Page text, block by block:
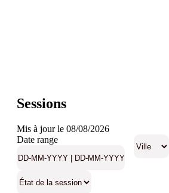
Sessions
Mis à jour le 08/08/2026
Date range